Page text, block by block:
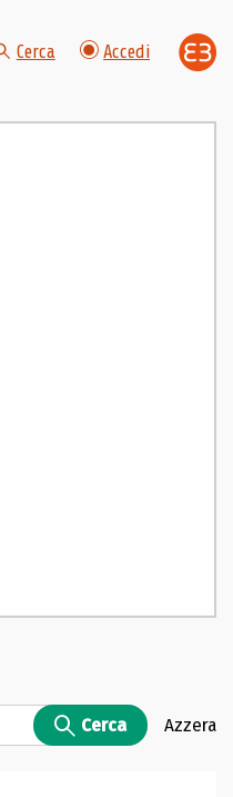
Cerca Accedi
Cerca Azzera